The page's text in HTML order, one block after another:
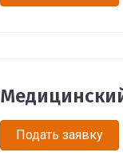
Подать заявку